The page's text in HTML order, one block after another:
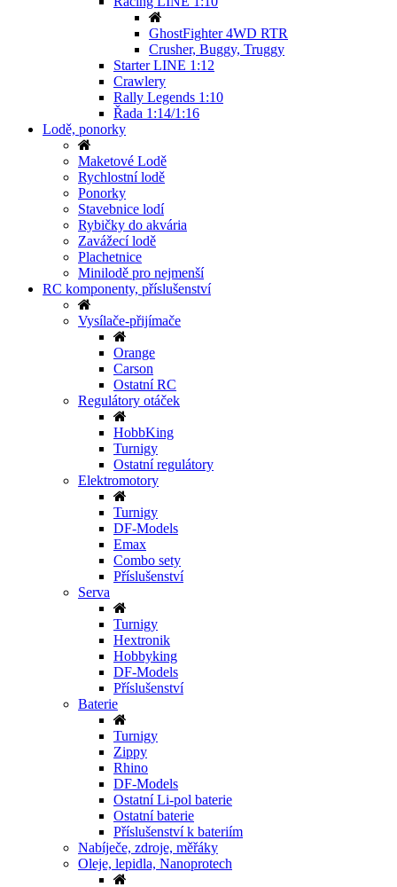
GhostFighter 4WD RTR
Crusher, Buggy, Truggy
Starter LINE 1:12
Crawlery
Rally Legends 1:10
Řada 1:14/1:16
Lodě, ponorky
Maketové Lodě
Rychlostní lodě
Ponorky
Stavebnice lodí
Rybičky do akvária
Zavážecí lodě
Plachetnice
Minilodě pro nejmenší
RC komponenty, příslušenství
Vysílače-přijímače
Orange
Carson
Ostatní RC
Regulátory otáček
HobbKing
Turnigy
Ostatní regulátory
Elektromotory
Turnigy
DF-Models
Emax
Combo sety
Příslušenství
Serva
Turnigy
Hextronik
Hobbyking
DF-Models
Příslušenství
Baterie
Turnigy
Zippy
Rhino
DF-Models
Ostatní Li-pol baterie
Ostatní baterie
Příslušenství k bateriím
Nabíječe, zdroje, měřáky
Oleje, lepidla, Nanoprotech